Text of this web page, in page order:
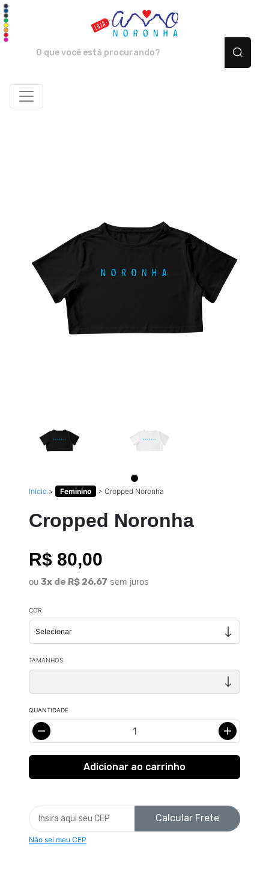
Início > Feminino > Cropped Noronha
Cropped Noronha
R$ 80,00
ou 3x de R$ 26,67 sem juros
COR
TAMANHOS
QUANTIDADE
Calcular Frete
Não sei meu CEP